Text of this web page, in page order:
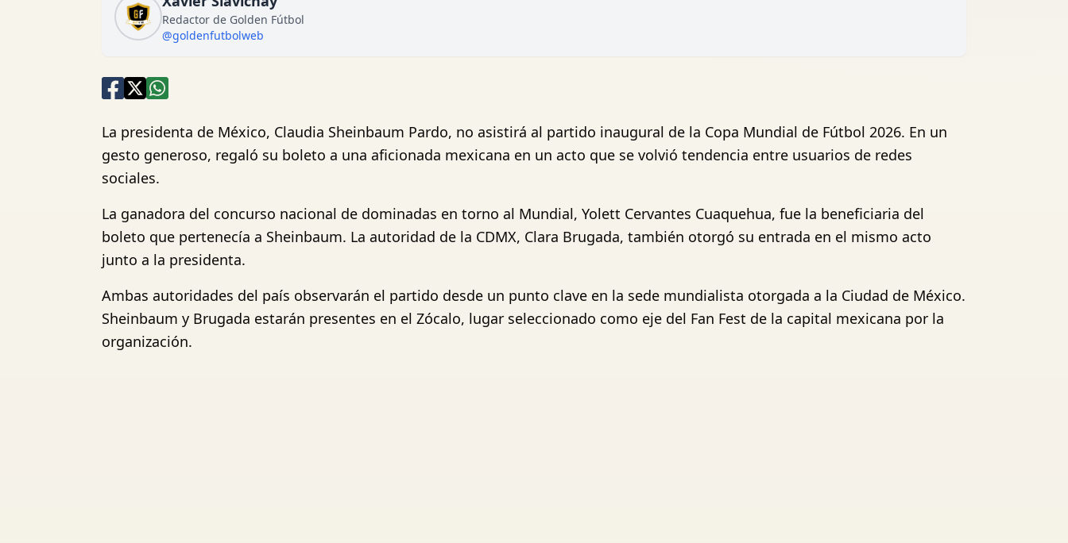
Redactor de Golden Fútbol
@goldenfutbolweb
La presidenta de México, Claudia Sheinbaum Pardo, no asistirá al partido inaugural de la Copa Mundial de Fútbol 2026. En un
gesto generoso, regaló su boleto a una aficionada mexicana en un acto que se volvió tendencia entre usuarios de redes
sociales.
La ganadora del concurso nacional de dominadas en torno al Mundial, Yolett Cervantes Cuaquehua, fue la beneficiaria del
boleto que pertenecía a Sheinbaum. La autoridad de la CDMX, Clara Brugada, también otorgó su entrada en el mismo acto
junto a la presidenta.
Ambas autoridades del país observarán el partido desde un punto clave en la sede mundialista otorgada a la Ciudad de México.
Sheinbaum y Brugada estarán presentes en el Zócalo, lugar seleccionado como eje del Fan Fest de la capital mexicana por la
organización.